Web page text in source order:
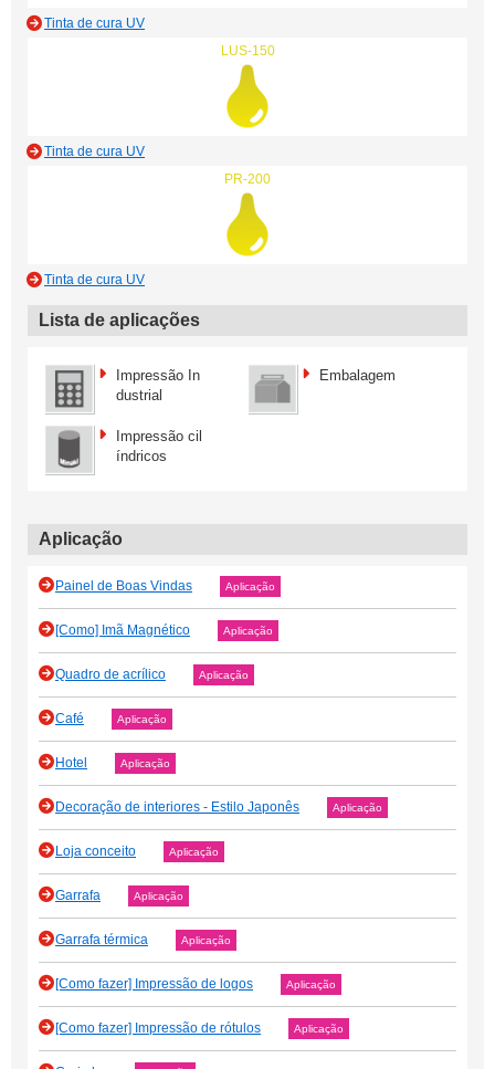
Tinta de cura UV
LUS-150
Tinta de cura UV
PR-200
Tinta de cura UV
Lista de aplicações
Impressão In
dustrial
Embalagem
Impressão cil
índricos
Aplicação
Painel de Boas Vindas Aplicação
[Como] Imã Magnético Aplicação
Quadro de acrílico Aplicação
Café Aplicação
Hotel Aplicação
Decoração de interiores - Estilo Japonês Aplicação
Loja conceito Aplicação
Garrafa Aplicação
Garrafa térmica Aplicação
[Como fazer] Impressão de logos Aplicação
[Como fazer] Impressão de rótulos Aplicação